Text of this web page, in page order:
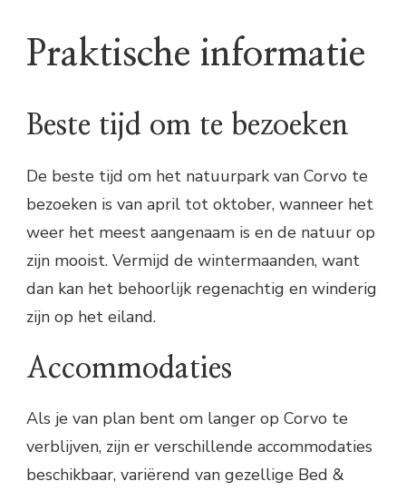
Praktische informatie
Beste tijd om te bezoeken
De beste tijd om het natuurpark van Corvo te
bezoeken is van april tot oktober, wanneer het
weer het meest aangenaam is en de natuur op
zijn mooist. Vermijd de wintermaanden, want
dan kan het behoorlijk regenachtig en winderig
zijn op het eiland.
Accommodaties
Als je van plan bent om langer op Corvo te
verblijven, zijn er verschillende accommodaties
beschikbaar, variërend van gezellige Bed &